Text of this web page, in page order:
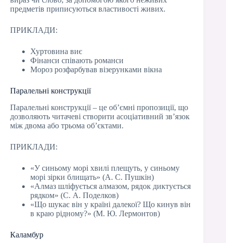
предметів приписуються властивості живих.
ПРИКЛАДИ:
Хуртовина виє
Фінанси співають романси
Мороз розфарбував візерунками вікна
Паралельні конструкції
Паралельні конструкції – це об’ємні пропозиції, що
дозволяють читачеві створити асоціативний зв’язок
між двома або трьома об’єктами.
ПРИКЛАДИ:
«У синьому морі хвилі плещуть, у синьому
морі зірки блищать» (А. С. Пушкін)
«Алмаз шліфується алмазом, рядок диктується
рядком» (С. А. Поделков)
«Що шукає він у країні далекої? Що кинув він
в краю рідному?» (М. Ю. Лермонтов)
Каламбур